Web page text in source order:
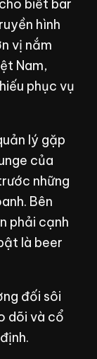
biết bar
hình
vị nắm
Nam,
phục vụ
lý gặp
của
những
Bên
phải cạnh
là beer
đối sôi
dõi và cổ